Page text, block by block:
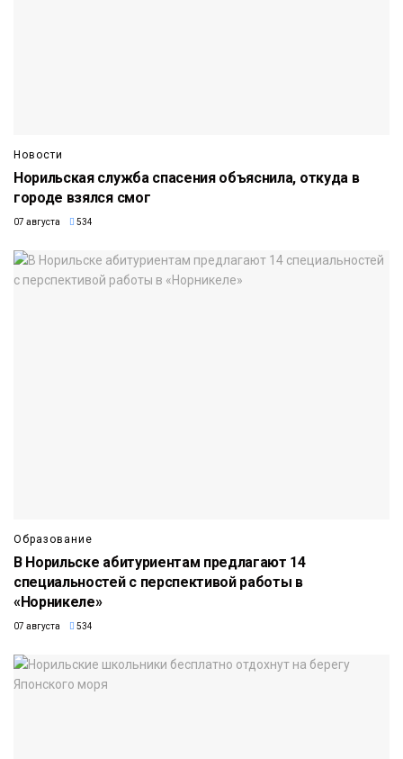
Новости
Норильская служба спасения объяснила, откуда в
городе взялся смог
07 августа 534
Образование
В Норильске абитуриентам предлагают 14
специальностей с перспективой работы в
«Норникеле»
07 августа 534